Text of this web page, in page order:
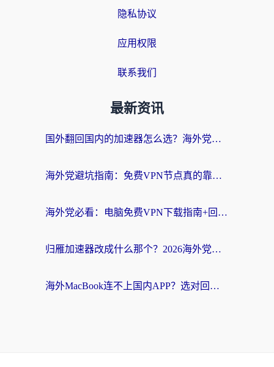
隐私协议
应用权限
联系我们
最新资讯
国外翻回国内的加速器怎么选？海外党亲测实用指南，告别地域限制
海外党避坑指南：免费VPN节点真的靠谱吗？教你选对回国加速器无缝访问国内资源
海外党必看：电脑免费VPN下载指南+回国加速器选择全攻略，告别地区限制
归雁加速器改成什么那个？2026海外党回国加速全攻略：告别地区限制，轻松刷剧玩游戏
海外MacBook连不上国内APP？选对回国VPN，告别地区限制的烦恼